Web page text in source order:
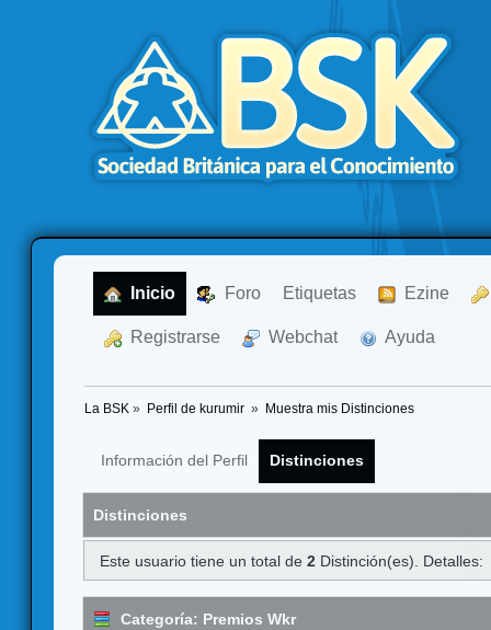
Inicio Foro Etiquetas Ezine
Registrarse Webchat Ayuda
La BSK » Perfil de kurumir » Muestra mis Distinciones
Información del Perfil Distinciones
Distinciones
Este usuario tiene un total de2 Distinción(es). Detalles:
Categoría: Premios Wkr